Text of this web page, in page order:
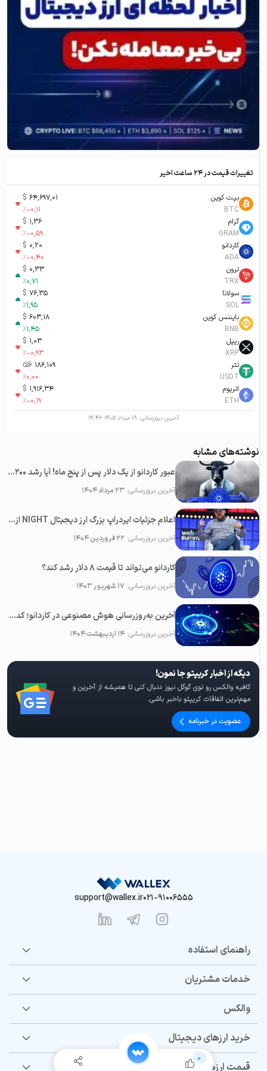
0
تغییرات قیمت در ۲۴ ساعت اخیر
بیت کوین
BTC
64,697,01
$
%-0,11
گرام
GRAM
1,36
$
%-0,59
کاردانو
ADA
0,20
$
%-0,40
ترون
TRX
0,33
$
%0,71
سولانا
SOL
76,35
$
%1,95
بایننس کوین
BNB
603,18
$
%1,45
ریپل
XRP
1,03
$
%-0,93
تتر
USDT
186,109 تومان-ء
%0,00
اتریوم
ETH
1,916,34
$
%-0,19
آخرین بروزرسانی:۱۸ مرداد ۱۴۰۵ ۱۴:۴۶
نوشته‌های مشابه
عبور کاردانو از یک دلار پس از پنج ماه! آیا رشد ۲۰۰ درصدی دوباره تکرار می‌شود؟
آخرین بروزرسانی:۲۳ مرداد ۱۴۰۴
اعلام جزئیات ایردراپ بزرگ ارز دیجیتال NIGHT از سوی بنیانگذار شبکه کاردانو
آخرین بروزرسانی: ۲۲ فروردین ۱۴۰۴
کاردانو می‌تواند تا قیمت 8 دلار رشد کند؟
آخرین بروزرسانی:۱۷ شهریور ۱۴۰۳
آخرین به‌روزرسانی هوش مصنوعی در کاردانو؛ کدام رقبای ADA باید زیر نظر باشند؟
آخرین بروزرسانی:۱۴ اردیبهشت ۱۴۰۴
دیگه از اخبار کریپتو جا نمون!
کافیه والکس رو توی گوگل نیوز دنبال کنی تا همیشه از آخرین و
مهم‌ترین اتفاقات کریپتو باخبر باشی.
عضویت در خبرنامه
021-91006555
support@wallex.ir
راهنمای استفاده
خدمات مشتریان
والکس
خرید ارزهای دیجیتال
قیمت ارزهای دیجیتال